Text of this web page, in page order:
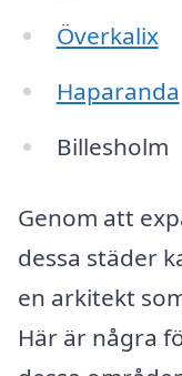
Överkalix
Haparanda
Billesholm
Genom att
dessa städer
en arkitekt
Här är några